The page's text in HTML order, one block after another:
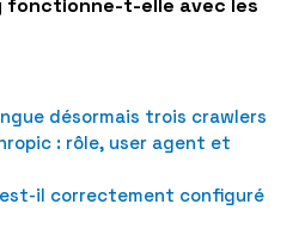
fonctionne-t-elle avec les
désormais trois crawlers
: rôle, user agent et
il correctement configuré